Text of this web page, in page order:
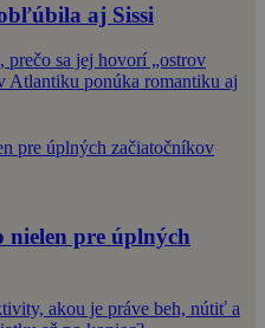
aj Sissi
sa jej hovorí „ostrov
Atlantiku ponúka romantiku aj
pre úplných
akou je práve beh, nútiť a